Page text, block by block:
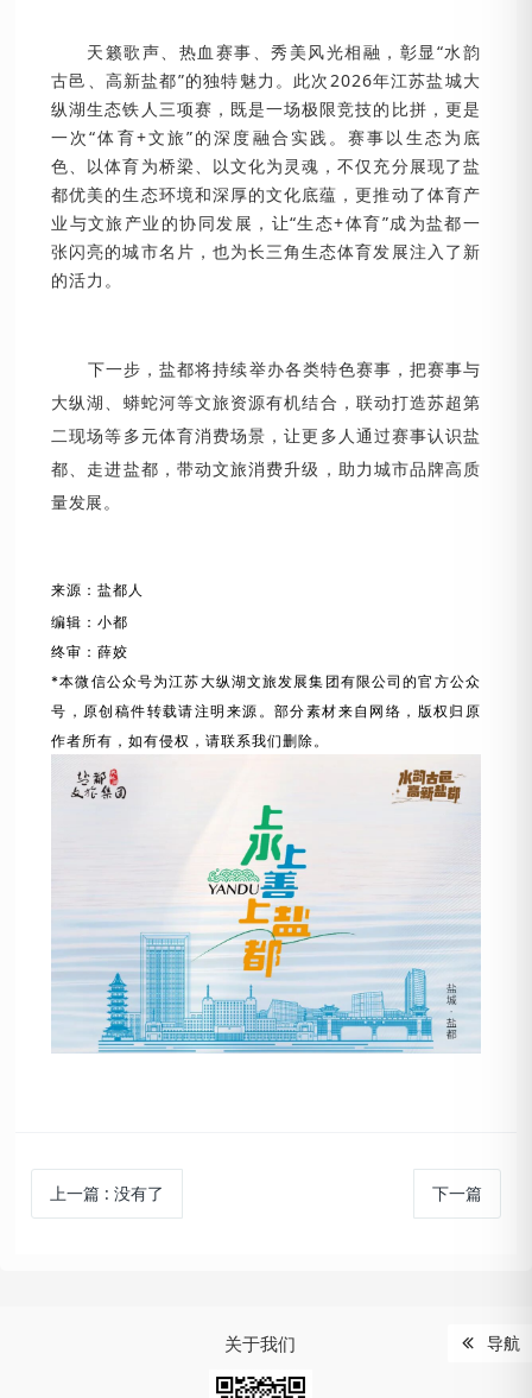
天籁歌声、热血赛事、秀美风光相融，彰显“水韵
古邑、高新盐都”的独特魅力。此次2026年江苏盐城大
纵湖生态铁人三项赛，既是一场极限竞技的比拼，更是
一次“体育+文旅”的深度融合实践。赛事以生态为底
色、以体育为桥梁、以文化为灵魂，不仅充分展现了盐
都优美的生态环境和深厚的文化底蕴，更推动了体育产
业与文旅产业的协同发展，让“生态+体育”成为盐都一
张闪亮的城市名片，也为长三角生态体育发展注入了新
的活力。
下一步，盐都将持续举办各类特色赛事，把赛事与
大纵湖、蟒蛇河等文旅资源有机结合，联动打造苏超第
二现场等多元体育消费场景，让更多人通过赛事认识盐
都、走进盐都，带动文旅消费升级，助力城市品牌高质
量发展。
来源：盐都人
编辑：小都
终审：薛姣
*本微信公众号为江苏大纵湖文旅发展集团有限公司的官方公众
号，原创稿件转载请注明来源。部分素材来自网络，版权归原
作者所有，如有侵权，请联系我们删除。
上一篇 :没有了 下一篇
导航
关于我们